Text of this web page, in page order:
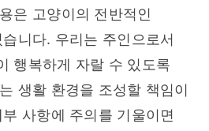
은 고양이의 전반적인
니다. 우리는 주인으로서
행복하게 자랄 수 있도록
생활 환경을 조성할 책임이
사항에 주의를 기울이면